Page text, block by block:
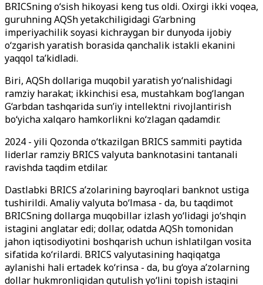
BRICSning o‘sish hikoyasi keng tus oldi. Oxirgi ikki voqea,
guruhning AQSh yetakchiligidagi G‘arbning
imperiyachilik soyasi kichraygan bir dunyoda ijobiy
o‘zgarish yaratish borasida qanchalik istakli ekanini
yaqqol ta’kidladi.
Biri, AQSh dollariga muqobil yaratish yo‘nalishidagi
ramziy harakat; ikkinchisi esa, mustahkam bog‘langan
G‘arbdan tashqarida sun’iy intellektni rivojlantirish
bo‘yicha xalqaro hamkorlikni ko‘zlagan qadamdir.
2024 - yili Qozonda o‘tkazilgan BRICS sammiti paytida
liderlar ramziy BRICS valyuta banknotasini tantanali
ravishda taqdim etdilar.
Dastlabki BRICS a’zolarining bayroqlari banknot ustiga
tushirildi. Amaliy valyuta bo‘lmasa - da, bu taqdimot
BRICSning dollarga muqobillar izlash yo‘lidagi jo‘shqin
istagini anglatar edi; dollar, odatda AQSh tomonidan
jahon iqtisodiyotini boshqarish uchun ishlatilgan vosita
sifatida ko‘rilardi. BRICS valyutasining haqiqatga
aylanishi hali ertadek ko‘rinsa - da, bu g‘oya a’zolarning
dollar hukmronligidan qutulish yo‘lini topish istagini